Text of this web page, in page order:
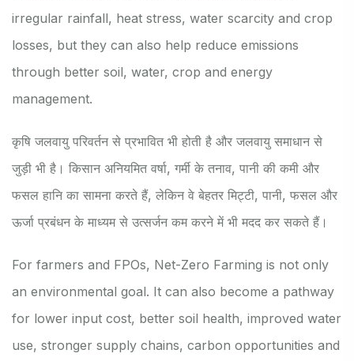
irregular rainfall, heat stress, water scarcity and crop
losses, but they can also help reduce emissions
through better soil, water, crop and energy
management.
कृषि जलवायु परिवर्तन से प्रभावित भी होती है और जलवायु समाधान से
जुड़ी भी है। किसान अनियमित वर्षा, गर्मी के तनाव, पानी की कमी और
फसल हानि का सामना करते हैं, लेकिन वे बेहतर मिट्टी, पानी, फसल और
ऊर्जा प्रबंधन के माध्यम से उत्सर्जन कम करने में भी मदद कर सकते हैं।
For farmers and FPOs, Net-Zero Farming is not only
an environmental goal. It can also become a pathway
for lower input cost, better soil health, improved water
use, stronger supply chains, carbon opportunities and